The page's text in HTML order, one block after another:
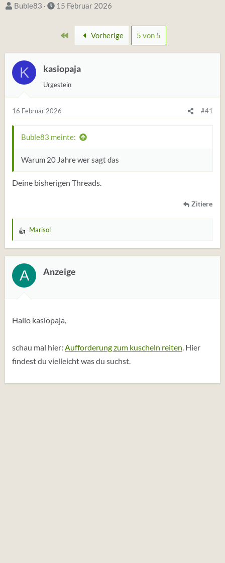
S
t
e
r
n
Buble83
D
m
S
t
15 Februar 2026
Erste Vorherige 5 von 5
K kasiopaja
Urgestein
16 Februar 2026 #41
Buble83 meinte:
Warum 20 Jahre wer sagt das
Deine bisherigen Threads.
Zitiere
W
r
t
u
n
n
Marisol
A Anzeige
Hallo kasiopaja,
schau mal hier: Aufforderung zum kuscheln reiten. Hier
findest du vielleicht was du suchst.